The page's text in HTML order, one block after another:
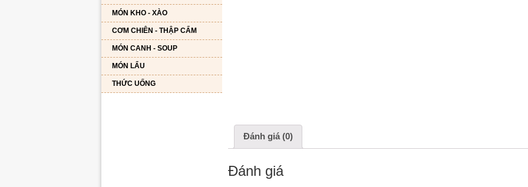
Đánh giá (0)
Đánh giá
MÓN KHO - XÀO
CƠM CHIÊN - THẬP CẨM
MÓN CANH - SOUP
MÓN LẨU
THỨC UỐNG